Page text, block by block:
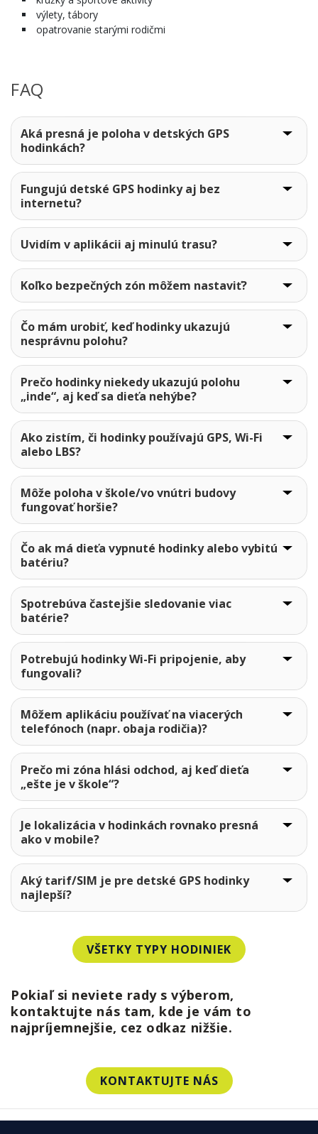
výlety, tábory
opatrovanie starými rodičmi
FAQ
Aká presná je poloha v detských GPS
hodinkách?
Fungujú detské GPS hodinky aj bez
internetu?
Uvidím v aplikácii aj minulú trasu?
Koľko bezpečných zón môžem nastaviť?
Čo mám urobiť, keď hodinky ukazujú
nesprávnu polohu?
Prečo hodinky niekedy ukazujú polohu
„inde“, aj keď sa dieťa nehýbe?
Ako zistím, či hodinky používajú GPS, Wi-Fi
alebo LBS?
Môže poloha v škole/vo vnútri budovy
fungovať horšie?
Čo ak má dieťa vypnuté hodinky alebo vybitú
batériu?
Spotrebúva častejšie sledovanie viac
batérie?
Potrebujú hodinky Wi-Fi pripojenie, aby
fungovali?
Môžem aplikáciu používať na viacerých
telefónoch (napr. obaja rodičia)?
Prečo mi zóna hlási odchod, aj keď dieťa
„ešte je v škole“?
Je lokalizácia v hodinkách rovnako presná
ako v mobile?
Aký tarif/SIM je pre detské GPS hodinky
najlepší?
VŠETKY TYPY HODINIEK
Pokiaľ si neviete rady s výberom,
kontaktujte nás tam, kde je vám to
najpríjemnejšie, cez odkaz nižšie.
KONTAKTUJTE NÁS